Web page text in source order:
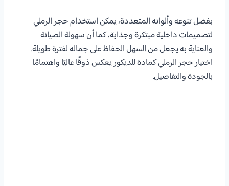
بفضل تنوعه وألوانه المتعددة، يمكن استخدام حجر الرملي
لتصميمات داخلية مبتكرة وجذابة، كما أن سهولة الصيانة
والعناية به يجعل من السهل الحفاظ على جماله لفترة طويلة.
اختيار حجر الرملي كمادة للديكور يعكس ذوقًا عاليًا واهتمامًا
بالجودة والتفاصيل.